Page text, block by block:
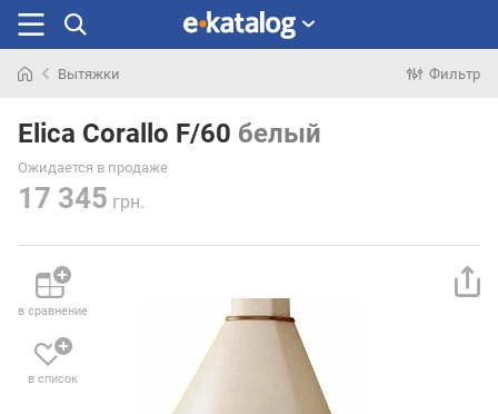
раньше
Вытяжки Фильтр
Elica Corallo F/60 белый
Ожидается в продаже
17 345 грн.
в сравнение
в список